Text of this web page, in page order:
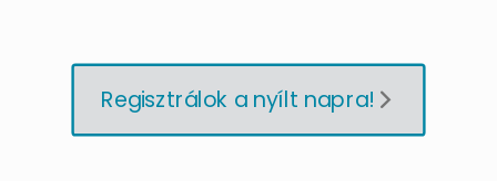
Regisztrálok a nyílt napra!